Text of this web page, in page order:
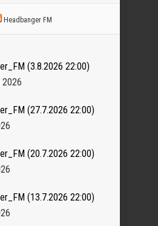
Headbanger FM
(3.8.2026 22:00)
2026
(27.7.2026 22:00)
(20.7.2026 22:00)
(13.7.2026 22:00)